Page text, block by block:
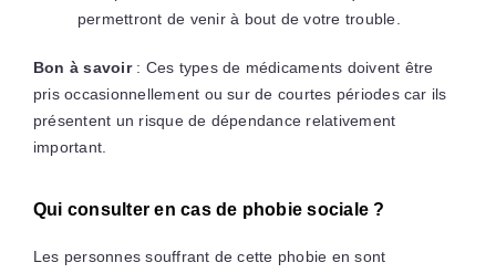
permettront de venir à bout de votre trouble.
Bon à savoir: Ces types de médicaments doivent être
pris occasionnellement ou sur de courtes périodes car ils
présentent un risque de dépendance relativement
important.
Qui consulter en cas de phobie sociale ?
Les personnes souffrant de cette phobie en sont